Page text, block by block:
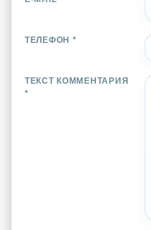
ТЕЛЕФОН *
ТЕКСТ КОММЕНТАРИЯ
*